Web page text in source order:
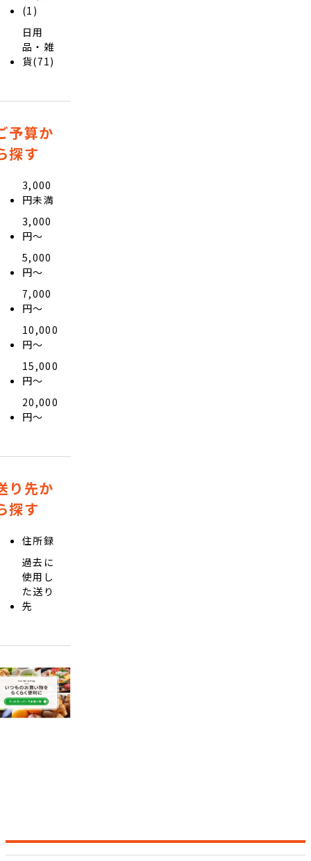
(1)
日用
品・雑
貨(71)
予算か
探す
3,000
円未満
3,000
円〜
5,000
円〜
7,000
円〜
10,000
円〜
15,000
円〜
20,000
円〜
り先か
探す
住所録
過去に
使用し
た送り
先